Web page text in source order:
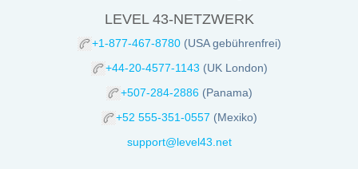
LEVEL 43-NETZWERK
+1-877-467-8780 (USA gebührenfrei)
+44-20-4577-1143 (UK London)
+507-284-2886 (Panama)
+52 555-351-0557 (Mexiko)
support@level43.net